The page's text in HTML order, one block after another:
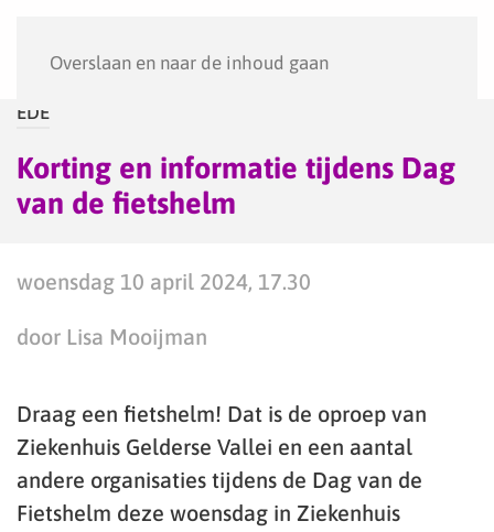
Overslaan en naar de inhoud gaan
EDE
Korting en informatie tijdens Dag
van de fietshelm
woensdag 10 april 2024, 17.30
door Lisa Mooijman
Draag een fietshelm! Dat is de oproep van
Ziekenhuis Gelderse Vallei en een aantal
andere organisaties tijdens de Dag van de
Fietshelm deze woensdag in Ziekenhuis